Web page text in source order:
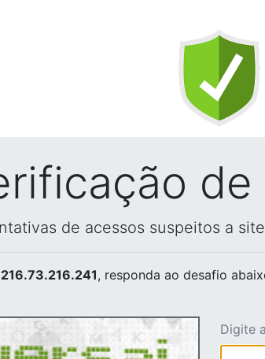
de acessos suspeitos a
216.73.216.241, responda ao desafio
Digite